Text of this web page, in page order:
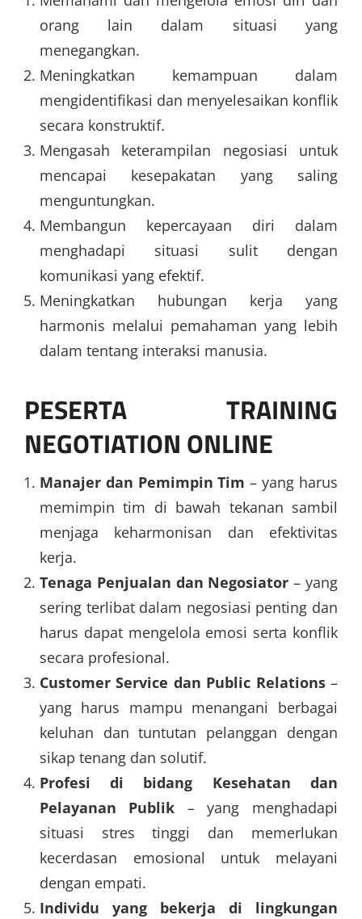
orang lain dalam situasi yang
menegangkan.
Meningkatkan kemampuan dalam
mengidentifikasi dan menyelesaikan konflik
secara konstruktif.
Mengasah keterampilan negosiasi untuk
mencapai kesepakatan yang saling
menguntungkan.
Membangun kepercayaan diri dalam
menghadapi situasi sulit dengan
komunikasi yang efektif.
Meningkatkan hubungan kerja yang
harmonis melalui pemahaman yang lebih
dalam tentang interaksi manusia.
PESERTA TRAINING
NEGOTIATION ONLINE
Manajer dan Pemimpin Tim – yang harus
memimpin tim di bawah tekanan sambil
menjaga keharmonisan dan efektivitas
kerja.
Tenaga Penjualan dan Negosiator – yang
sering terlibat dalam negosiasi penting dan
harus dapat mengelola emosi serta konflik
secara profesional.
Customer Service dan Public Relations–
yang harus mampu menangani berbagai
keluhan dan tuntutan pelanggan dengan
sikap tenang dan solutif.
Profesi di bidang Kesehatan dan
Pelayanan Publik – yang menghadapi
situasi stres tinggi dan memerlukan
kecerdasan emosional untuk melayani
dengan empati.
Individu yang bekerja di lingkungan